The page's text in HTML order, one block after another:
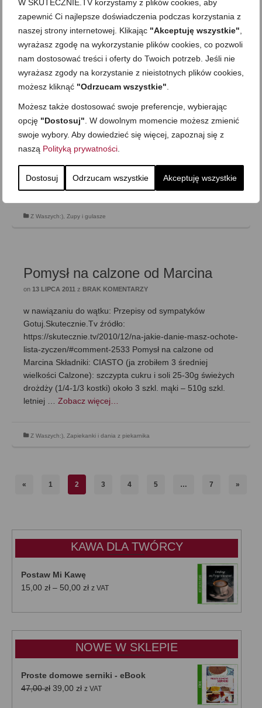
W SKUTECZNIE.TV korzystamy z plików cookies, aby
zapewnić Ci najlepsze doświadczenia podczas korzystania z
naszej strony internetowej. Klikając "Akceptuję wszystkie"
wyrażasz zgodę na wykorzystanie plików cookies, co pozwoli
nam dostosować treści i oferty do Twoich potrzeb. Jeśli nie
wyrażasz zgody na korzystanie z nieistotnych plików cookies,
możesz kliknąć "Odrzucam wszystkie"
Możesz także dostosować swoje preferencje, wybierając
opcję "Dostosuj" . W dowolnym momencie możesz zmienić
swoje wybory. Aby dowiedzieć się więcej, zapoznaj się z
naszą Polityką prywatności
Dostosuj Odrzucam wszystkie Akceptuję wszystkie
Piwna potrawka z wieprzowiny od
Kittona
on14 LIPCA 2011 z BRAK KOMENTARZY
w nawiązaniu do wątku: Przepisy od sympatyków
Gotuj.Skutecznie.Tv źródło:
https://skutecznie.tv/2010/12/na-jakie-danie-masz-ochote-
lista-zyczen/#comment-2686 […] niedawno
przygotowalam wieprzowa potrawke, wiec pomyslalam ze
podziele sie przepisem… Piwna potrawka z wieprzowiny
od Kittona Skladniki: Min. ½ kg wieprzowiny 1 litr
dowolnego ale dobrego gatunkowo piwa (jasne …
więcej…
Z Waszych:) Zupy i gulasze
Pomysł na calzone od Marcina
on 13 LIPCA 2011 z BRAK KOMENTARZY
w nawiązaniu do wątku: Przepisy od sympatyków
Gotuj.Skutecznie.Tv źródło:
https://skutecznie.tv/2010/12/na-jakie-danie-masz-ochote-
lista-zyczen/#comment-2533 Pomysł na calzone od
Marcina Składniki: CIASTO (ja zrobiłem 3 średniej
wielkości Calzone): szczypta cukru i soli 25-30g świeżych
drożdży (1/4-1/3 kostki) około 3 szkl. mąki – 510g szkl.
letniej … Zobacz więcej…
Z Waszych:) Zapiekanki i dania z piekarnika
« 1 2 3 4 5 … 7 »
KAWA DLA TWÓRCY
Postaw Mi Kawę
15,00 zł – 50,00 złZakres
od
do
50,00 zł
z VAT
NOWE W SKLEPIE
Proste domowe serniki - eBook
47,00zł Pierwotna
39,00 złAktualna
z VAT